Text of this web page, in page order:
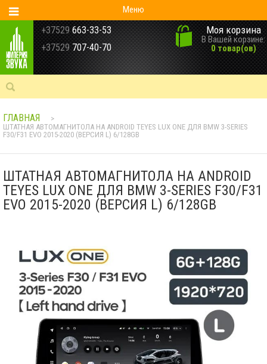
Меню
+37529 663-33-53
+37529 707-40-70
Моя корзина
В Вашей корзине:
0 товар(ов)
ГЛАВНАЯ
>
ШТАТНАЯ АВТОМАГНИТОЛА НА ANDROID TEYES LUX ONE ДЛЯ BMW 3-SERIES
F30/F31 EVO 2015-2020 (ВЕРСИЯ L) 6/128GB
ШТАТНАЯ АВТОМАГНИТОЛА НА ANDROID
TEYES LUX ONE ДЛЯ BMW 3-SERIES F30/F31
EVO 2015-2020 (ВЕРСИЯ L) 6/128GB